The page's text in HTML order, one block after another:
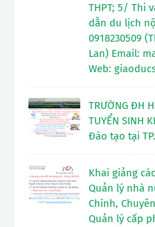
THPT; 5/ Thi
dẫn du lịch
0918230509
Lan) Email:
Web:
TRƯỜNG ĐH
TUYỂN SINH
Đào tạo tại
Khai giảng
Quản lý nhà
Chính,
Quản lý cấp